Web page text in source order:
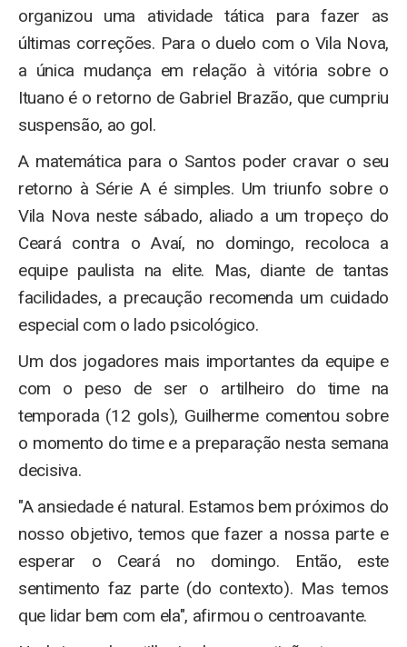
organizou uma atividade tática para fazer as
últimas correções. Para o duelo com o Vila Nova,
a única mudança em relação à vitória sobre o
Ituano é o retorno de Gabriel Brazão, que cumpriu
suspensão, ao gol.
A matemática para o Santos poder cravar o seu
retorno à Série A é simples. Um triunfo sobre o
Vila Nova neste sábado, aliado a um tropeço do
Ceará contra o Avaí, no domingo, recoloca a
equipe paulista na elite. Mas, diante de tantas
facilidades, a precaução recomenda um cuidado
especial com o lado psicológico.
Um dos jogadores mais importantes da equipe e
com o peso de ser o artilheiro do time na
temporada (12 gols), Guilherme comentou sobre
o momento do time e a preparação nesta semana
decisiva.
"A ansiedade é natural. Estamos bem próximos do
nosso objetivo, temos que fazer a nossa parte e
esperar o Ceará no domingo. Então, este
sentimento faz parte (do contexto). Mas temos
que lidar bem com ela", afirmou o centroavante.